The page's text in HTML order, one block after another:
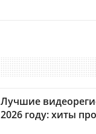
Лучшие
2026 году: хиты